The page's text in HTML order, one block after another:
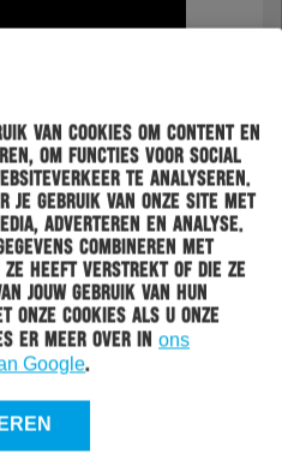
van cookies om content en
om functies voor social
te analyseren.
je gebruik van onze site met
adverteren en analyse.
combineren met
ze heeft verstrekt of die ze
jouw gebruik van hun
onze cookies als u onze
er meer over in ons
Google.
met Bas Sibum. Bekijk
van